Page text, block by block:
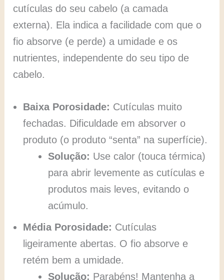
cutículas do seu cabelo (a camada
externa). Ela indica a facilidade com que o
fio absorve (e perde) a umidade e os
nutrientes, independente do seu tipo de
cabelo.
Baixa Porosidade: Cutículas muito
fechadas. Dificuldade em absorver o
produto (o produto “senta” na superfície).
Solução: Use calor (touca térmica)
para abrir levemente as cutículas e
produtos mais leves, evitando o
acúmulo.
Média Porosidade: Cutículas
ligeiramente abertas. O fio absorve e
retém bem a umidade.
Solução: Parabéns! Mantenha a